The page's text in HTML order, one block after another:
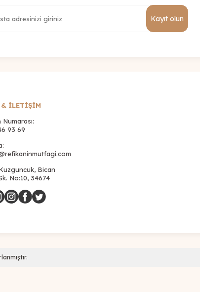
Kayıt olun
& İLETIŞIM
93 69
Bican
No:10, 34674